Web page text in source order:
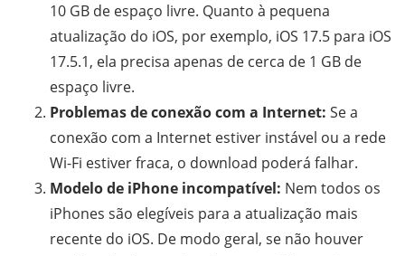
10 GB de espaço livre. Quanto à pequena
atualização do iOS, por exemplo, iOS 17.5 para iOS
17.5.1, ela precisa apenas de cerca de 1 GB de
espaço livre.
Problemas de conexão com a Internet: Se a
conexão com a Internet estiver instável ou a rede
Wi-Fi estiver fraca, o download poderá falhar.
Modelo de iPhone incompatível: Nem todos os
iPhones são elegíveis para a atualização mais
recente do iOS. De modo geral, se não houver